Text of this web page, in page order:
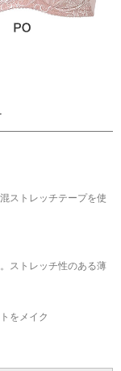
ストレッチテープを使
ストレッチ性のある薄
をメイク